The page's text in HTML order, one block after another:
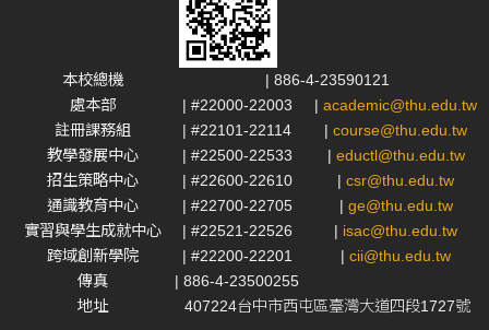
本校總機
| 886-4-23590121
處本部
| #22000-22003 | academic@thu.edu.tw
註冊課務組
| #22101-22114 | course@thu.edu.tw
教學發展中心
| #22500-22533 | eductl@thu.edu.tw
招生策略中心
| #22600-22610 | csr@thu.edu.tw
通識教育中心
| #22700-22705 | ge@thu.edu.tw
實習與學生成就中心
| #22521-22526 | isac@thu.edu.tw
跨域創新學院
| #22200-22201 | cii@thu.edu.tw
傳真
| 886-4-23500255
地址
407224台中市西屯區臺灣大道四段1727號